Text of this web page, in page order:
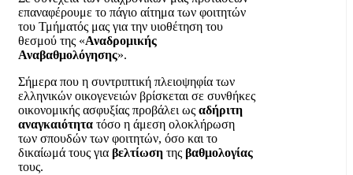
επαναφέρουμε το πάγιο αίτημα των φοιτητών
του Τμήματός μας για την υιοθέτηση του
θεσμού της «Αναδρομικής
Αναβαθμολόγησης».
Σήμερα που η συντριπτική πλειοψηφία των
ελληνικών οικογενειών βρίσκεται σε συνθήκες
οικονομικής ασφυξίας προβάλει ως αδήριτη
αναγκαιότητα τόσο η άμεση ολοκλήρωση
των σπουδών των φοιτητών, όσο και το
δικαίωμά τους για βελτίωση της βαθμολογίας
τους.